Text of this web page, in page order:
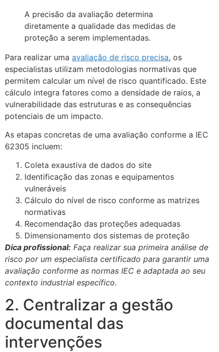
A precisão da avaliação determina
diretamente a qualidade das medidas de
proteção a serem implementadas.
Para realizar uma avaliação de risco precisa, os
especialistas utilizam metodologias normativas que
permitem calcular um nível de risco quantificado. Este
cálculo integra fatores como a densidade de raios, a
vulnerabilidade das estruturas e as consequências
potenciais de um impacto.
As etapas concretas de uma avaliação conforme a IEC
62305 incluem:
Coleta exaustiva de dados do site
Identificação das zonas e equipamentos
vulneráveis
Cálculo do nível de risco conforme as matrizes
normativas
Recomendação das proteções adequadas
Dimensionamento dos sistemas de proteção
Dica profissional: Faça realizar sua primeira análise de
risco por um especialista certificado para garantir uma
avaliação conforme as normas IEC e adaptada ao seu
contexto industrial específico.
2. Centralizar a gestão
documental das
intervenções